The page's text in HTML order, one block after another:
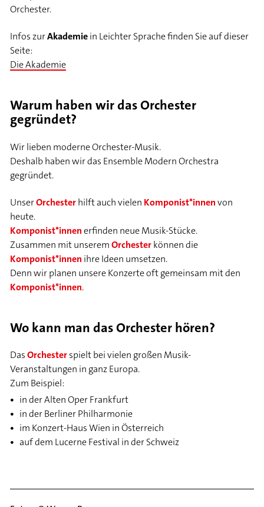
Orchester.
Infos zurAkademiein Leichter Sprache finden Sie auf dieser
Seite:
Die Akademie
Warum haben wir das Orchester
gegründet?
Wir lieben moderne Orchester-Musik.
Deshalb haben wir das Ensemble Modern Orchestra
gegründet.
UnserOrchesterhilft auch vielen Komponist*innenvon
heute.
Komponist*innenerfinden neue Musik-Stücke.
Zusammen mit unseremOrchesterkönnen die
Komponist*innen ihre Ideen umsetzen.
Denn wir planen unsere Konzerte oft gemeinsam mit den
Komponist*innen.
Wo kann man das Orchester hören?
DasOrchesterspielt bei vielen großen Musik-
Veranstaltungen in ganz Europa.
Zum Beispiel:
in der Alten Oper Frankfurt
in der Berliner Philharmonie
im Konzert-Haus Wien in Österreich
auf dem Lucerne Festival in der Schweiz